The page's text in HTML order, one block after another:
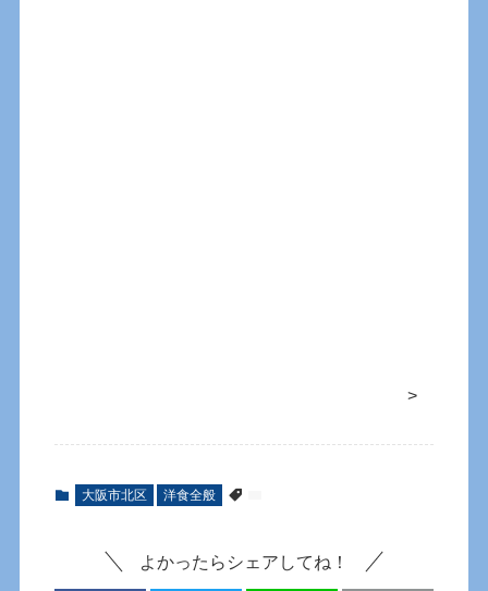
>
大阪市北区 洋食全般
よかったらシェアしてね！